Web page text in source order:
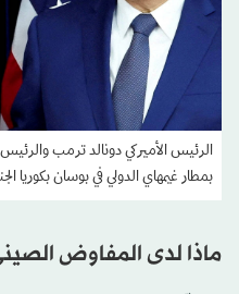
الرئيس الأميركي دونالد ترمب
بمطار غيمهاي الدولي في بوسان بكوريا الجنوبية 30 أكتوبر 2025
ماذا لدى المفاوض